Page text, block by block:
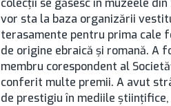
colecţii se găsesc în muzeele
vor sta la baza organizării
terasamente pentru prima cale
de origine ebraică şi romană.
membru corespondent al
conferit multe premii. A avut
de prestigiu în mediile